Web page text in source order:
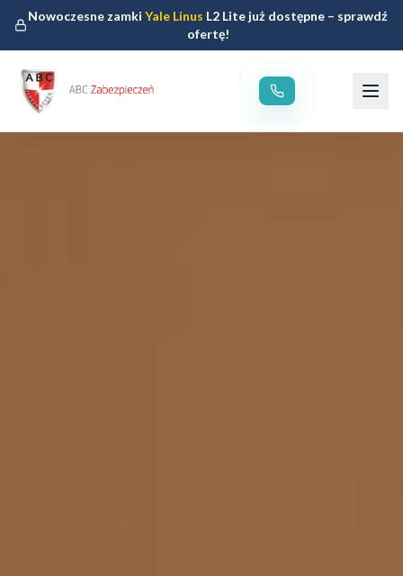
Nowoczesne zamkiYale Linus L2 Lite już dostępne – sprawdź
ofertę!